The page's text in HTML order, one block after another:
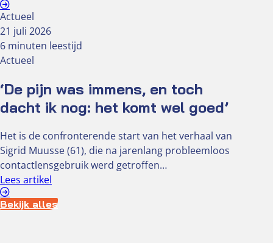
Actueel
21 juli 2026
6 minuten leestijd
Actueel
‘De pijn was immens, en toch
dacht ik nog: het komt wel goed’
Het is de confronterende start van het verhaal van
Sigrid Muusse (61), die na jarenlang probleemloos
contactlensgebruik werd getroffen…
Lees artikel
Bekijk alles